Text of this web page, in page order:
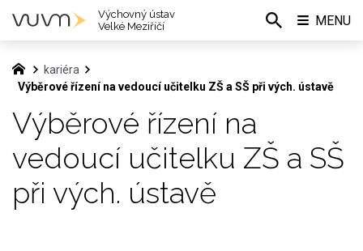
kariéra
Výběrové řízení na vedoucí učitelku ZŠ a SŠ při vých. ústavě
Výběrové řízení na
vedoucí učitelku ZŠ a SŠ
při vých. ústavě
Výchovný ústav
Velké Meziříčí
MENU